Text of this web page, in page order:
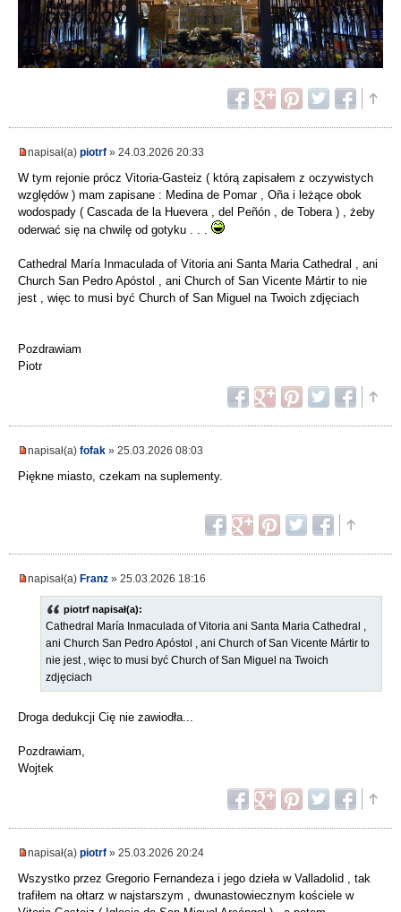
napisał(a) piotrf » 24.03.2026 20:33
W tym rejonie prócz Vitoria-Gasteiz ( którą zapisałem z oczywistych
względów ) mam zapisane : Medina de Pomar , Oña i leżące obok
wodospady ( Cascada de la Huevera , del Peñón , de Tobera ) , żeby
oderwać się na chwilę od gotyku . . .
Cathedral María Inmaculada of Vitoria ani Santa Maria Cathedral , ani
Church San Pedro Apóstol , ani Church of San Vicente Mártir to nie
jest , więc to musi być Church of San Miguel na Twoich zdjęciach
Pozdrawiam
Piotr
napisał(a) fofak » 25.03.2026 08:03
Piękne miasto, czekam na suplementy.
napisał(a) Franz » 25.03.2026 18:16
piotrf napisał(a):
Cathedral María Inmaculada of Vitoria ani Santa Maria Cathedral ,
ani Church San Pedro Apóstol , ani Church of San Vicente Mártir to
nie jest , więc to musi być Church of San Miguel na Twoich
zdjęciach
Droga dedukcji Cię nie zawiodła...
Pozdrawiam,
Wojtek
napisał(a) piotrf » 25.03.2026 20:24
Wszystko przez Gregorio Fernandeza i jego dzieła w Valladolid , tak
trafiłem na ołtarz w najstarszym , dwunastowiecznym kościele w